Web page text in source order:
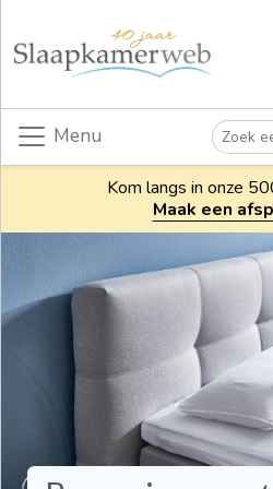
Menu
Kom langs in onze
Maak een